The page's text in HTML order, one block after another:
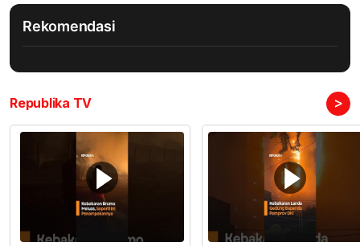
Rekomendasi
Republika TV >